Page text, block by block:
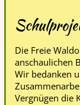
Die Freie
anschaulichen
Wir bedanken
Vergnügen die